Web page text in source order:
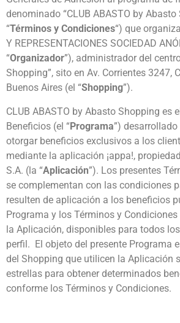
denominado “CLUB ABASTO by
“Términos y Condiciones“) que
Y REPRESENTACIONES SOCIEDAD
“Organizador”), administrador del
Shopping”, sito en Av. Corrientes 3247,
Buenos Aires (el “Shopping”).
CLUB ABASTO by Abasto Shopping es
Beneficios (el “Programa”)
otorgar beneficios exclusivos a los
mediante la aplicación ¡appa!,
S.A. (la “Aplicación”). Los presentes
se complementan con las condiciones
resulten de aplicación a los beneficios
Programa y los Términos y
la Aplicación, disponibles para todos
perfil. El objeto del presente Programa
del Shopping que utilicen la Aplicación
estrellas para obtener determinados
conforme los Términos y Condiciones.